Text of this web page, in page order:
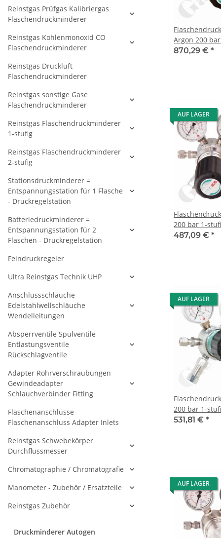
Argon 200
bar regelbar -
870,29 € *
AUF LAGER
200 bar 1-
regelbar -
487,09 € *
AUF LAGER
200 bar 1-
regelbar -
531,81 € *
AUF LAGER
Reinstgas Prüfgas Kalibriergas
Flaschendruckminderer
Reinstgas Kohlenmonoxid CO
Flaschendruckminderer
Reinstgas Druckluft
Flaschendruckminderer
Reinstgas sonstige Gase
Flaschendruckminderer
Reinstgas Flaschendruckminderer
1-stufig
Reinstgas Flaschendruckminderer
2-stufig
Stationsdruckminderer =
Entspannungsstation für 1 Flasche
- Druckregelstation
Batteriedruckminderer =
Entspannungsstation für 2
Flaschen - Druckregelstation
Feindruckregeler
Ultra Reinstgas Technik UHP
Anschlussschläuche
Edelstahlwellschläuche
Wendelleitungen
Absperrventile Spülventile
Entlastungsventile
Rückschlagventile
Adapter Rohrverschraubungen
Gewindeadapter
Schlauchverbinder Fitting
Flaschenanschlüsse
Flaschenanschluss Adapter Inlets
Reinstgas Schwebekörper
Durchflussmesser
Chromatographie / Chromatografie
Manometer - Zubehör / Ersatzteile
Reinstgas Zubehör
Druckminderer Autogen